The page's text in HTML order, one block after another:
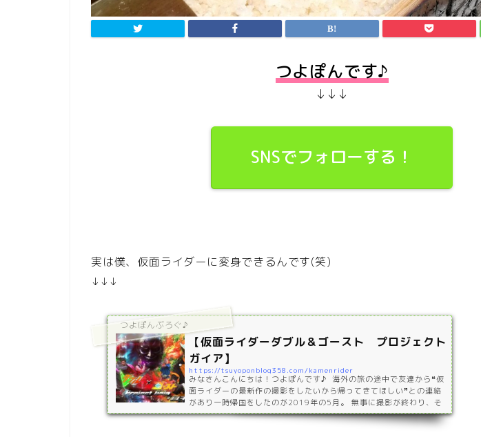
つよぽんです♪
↓↓↓
SNSでフォローする！
実は僕、仮面ライダーに変身できるんです(笑)
↓↓↓
つよぽんぶろぐ♪
【仮面ライダーダブル＆ゴースト プロジェクト
ガイア】
https://tsuyoponblog358.com/kamenrider
みなさんこんにちは！つよぽんです♪ 海外の旅の途中で友達から❝仮
面ライダーの最新作の撮影をしたいから帰ってきてほしい❞との連絡
があり一時帰国をしたのが2019年の5月。 無事に撮影が終わり、そ
こから友達が仕事で忙しい中1年以上かけて編集をしてくれ 2020年
8月11日とうとう完成しました！！https://www.youtube.com/wa